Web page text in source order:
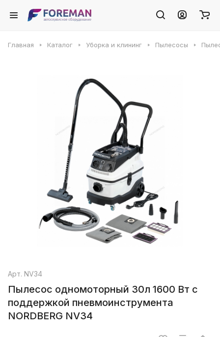
Главная Каталог Уборка и клининг Пылесосы
Арт. NV34
Пылесос одномоторный 30л 1600 Вт с
поддержкой пневмоинструмента
NORDBERG NV34